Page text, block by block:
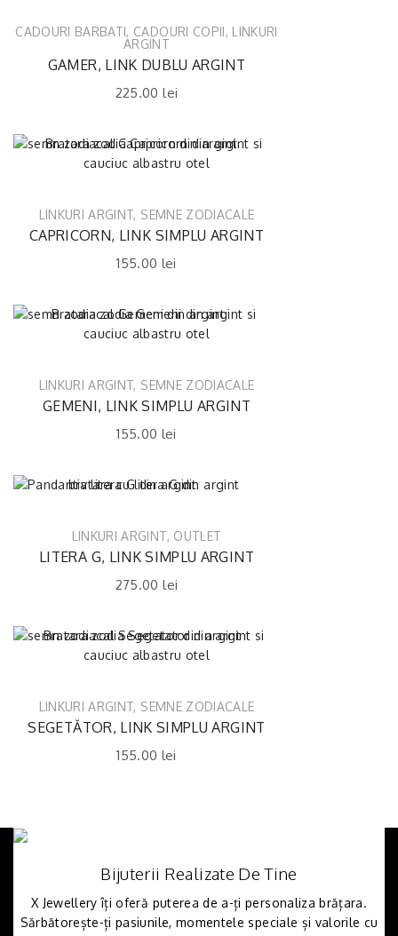
CADOURI BARBATI, CADOURI COPII, LINKURI
ARGINT
GAMER, LINK DUBLU ARGINT
225.00lei
LINKURI ARGINT, SEMNE ZODIACALE
CAPRICORN, LINK SIMPLU ARGINT
155.00 lei
LINKURI ARGINT, SEMNE ZODIACALE
GEMENI, LINK SIMPLU ARGINT
155.00 lei
LINKURI ARGINT, OUTLET
LITERA G, LINK SIMPLU ARGINT
275.00lei
LINKURI ARGINT, SEMNE ZODIACALE
SEGETĂTOR, LINK SIMPLU ARGINT
155.00 lei
Bijuterii Realizate De Tine
X Jewellery îți oferă puterea de a-ți personaliza brățara.
Sărbătorește-ți pasiunile, momentele speciale și valorile cu